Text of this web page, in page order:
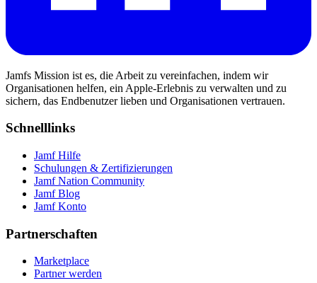
Jamfs Mission ist es, die Arbeit zu vereinfachen, indem wir
Organisationen helfen, ein Apple-Erlebnis zu verwalten und zu
sichern, das Endbenutzer lieben und Organisationen vertrauen.
Schnelllinks
Jamf Hilfe
Schulungen & Zertifizierungen
Jamf Nation Community
Jamf Blog
Jamf Konto
Partnerschaften
Marketplace
Partner werden